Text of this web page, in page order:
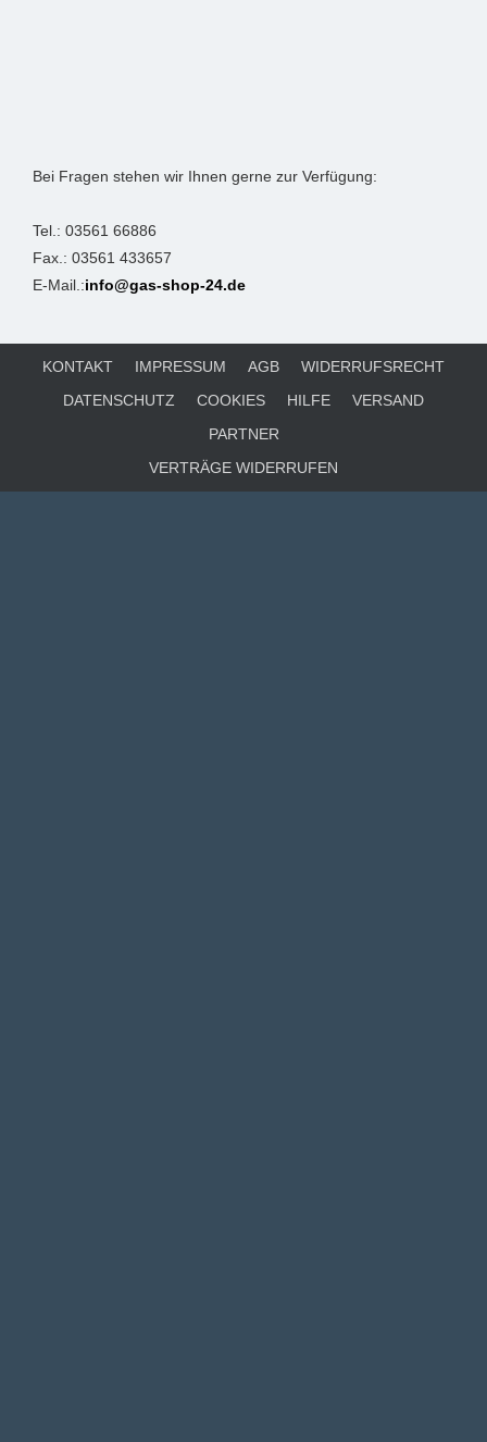
Bei Fragen stehen wir Ihnen gerne zur Verfügung:
Tel.: 03561 66886
Fax.: 03561 433657
E-Mail.:info@gas-shop-24.de
KONTAKT IMPRESSUM AGB
WIDERRUFSRECHT
DATENSCHUTZ
COOKIES HILFE
VERSAND
PARTNER
VERTRÄGE WIDERRUFEN